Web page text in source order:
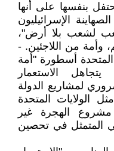
بنفسها على أنها
الإسرائيليون
لشعب بلا أرض"،
وأمة من اللاجئين. -
أسطورة "أمة
الاستعمار
لمشاريع الدولة
الولايات المتحدة
مشروع الهجرة غير
المتمثل في تحصين